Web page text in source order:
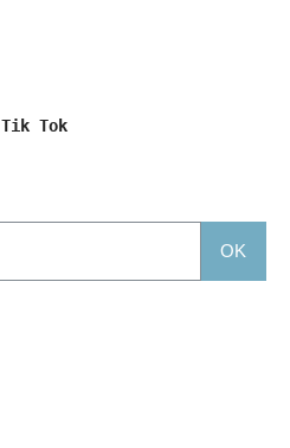
Tik Tok
OK